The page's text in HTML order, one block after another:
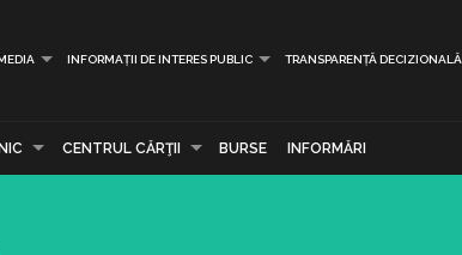
INFORMAȚII DE INTERES PUBLIC TRANSPARENȚĂ DECIZIONALĂ
CENTRUL CĂRŢII BURSE INFORMĂRI